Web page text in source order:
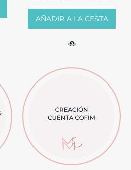
AÑADIR A LA CESTA